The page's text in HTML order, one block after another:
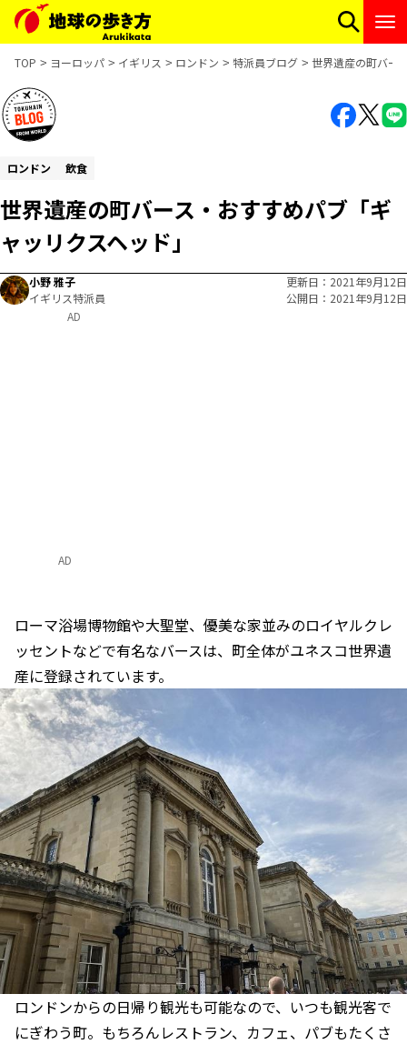
TOP ヨーロッパ イギリス ロンドン 特派員ブログ 世界遺産の町バー
ロンドン 飲食
世界遺産の町バース・おすすめパブ「ギ
ャッリクスヘッド」
小野 雅子
イギリス特派員
更新日
2021年9月12日
公開日
2021年9月12日
AD
ローマ浴場博物館や大聖堂、優美な家並みのロイヤルクレ
ッセントなどで有名なバースは、町全体がユネスコ世界遺
産に登録されています。
ロンドンからの日帰り観光も可能なので、いつも観光客で
にぎわう町。もちろんレストラン、カフェ、パブもたくさ
AD